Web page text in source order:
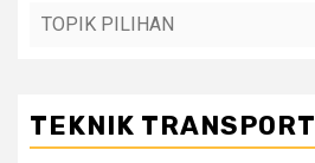
TEKNIK TRANSPORT